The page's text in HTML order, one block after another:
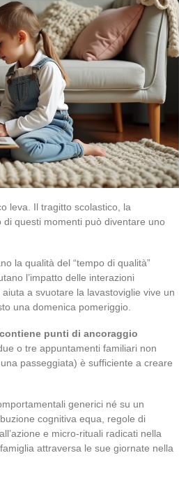
leva. Il tragitto scolastico, la
questi momenti può diventare uno
la qualità del “tempo di qualità”
l’impatto delle interazioni
a svuotare la lavastoviglie vive un
una domenica pomeriggio.
punti di ancoraggio
o tre appuntamenti familiari non
passeggiata) è sufficiente a creare
generici né su un
cognitiva equa, regole di
e micro-rituali radicati nella
attraversa le sue giornate nella